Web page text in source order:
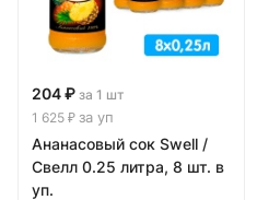
204 ₽ за 1 шт
1 625 ₽ за уп
Ананасовый сок Swell /
Свелл 0.25 литра, 8 шт. в
уп.